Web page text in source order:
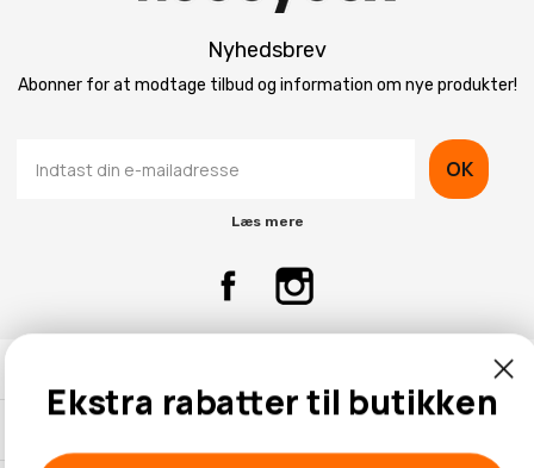
Nyhedsbrev
Abonner for at modtage tilbud og information om nye produkter!
OK
Læs mere
Ekstra rabatter til butikken